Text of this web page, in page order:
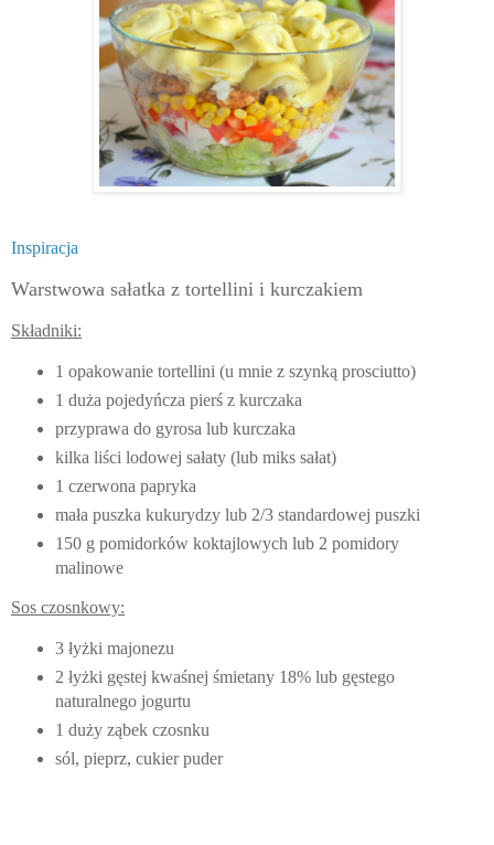
Inspiracja
Warstwowa sałatka z tortellini i kurczakiem
Składniki:
1 opakowanie tortellini (u mnie z szynką prosciutto)
1 duża pojedyńcza pierś z kurczaka
przyprawa do gyrosa lub kurczaka
kilka liści lodowej sałaty (lub miks sałat)
1 czerwona papryka
mała puszka kukurydzy lub 2/3 standardowej puszki
150 g pomidorków koktajlowych lub 2 pomidory
malinowe
Sos czosnkowy:
3 łyżki majonezu
2 łyżki gęstej kwaśnej śmietany 18% lub gęstego
naturalnego jogurtu
1 duży ząbek czosnku
sól, pieprz, cukier puder